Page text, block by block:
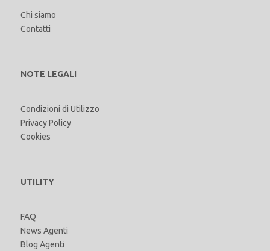
Chi siamo
Contatti
NOTE LEGALI
Condizioni di Utilizzo
Privacy Policy
Cookies
UTILITY
FAQ
News Agenti
Blog Agenti